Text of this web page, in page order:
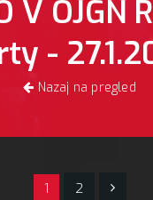
V OJGN
-
Nazaj na pregled
1 2